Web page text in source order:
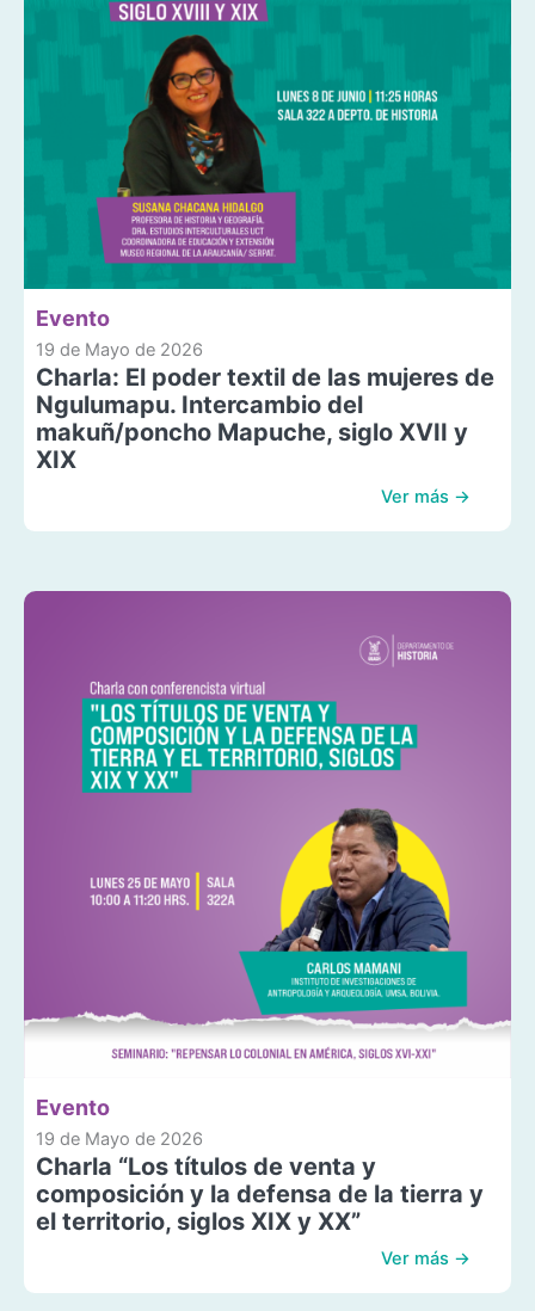
Evento
19 de Mayo de 2026
Charla: El poder textil de las mujeres de
Ngulumapu. Intercambio del
makuñ/poncho Mapuche, siglo XVII y
XIX
Ver más →
Evento
19 de Mayo de 2026
Charla “Los títulos de venta y
composición y la defensa de la tierra y
el territorio, siglos XIX y XX”
Ver más →